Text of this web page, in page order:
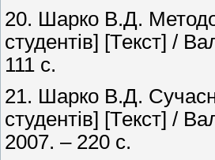
20. Шарко В.Д.
студентів] [Текст] /
111 с.
21. Шарко В.Д.
студентів] [Текст] /
2007. – 220 с.